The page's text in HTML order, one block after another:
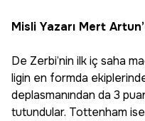
Misli Yazarı Mert
De Zerbi’nin ilk iç saha
ligin en formda
deplasmanından da 3
tutundular. Tottenham ise